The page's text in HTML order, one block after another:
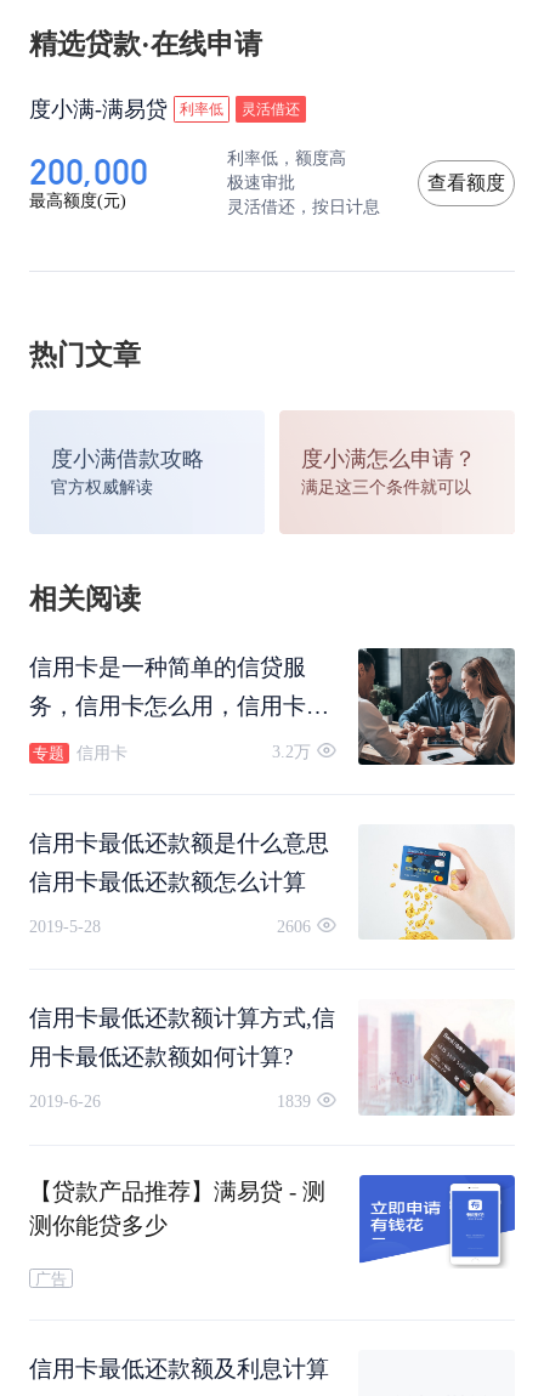
现在很多银行的信用卡最本期消费账单的低还款额
都是10%，例如用户本期的账单为5000元，那么最
低还款额则为500元。
部分银行会根据不同用户的实际情况进行最低还款
额比例的设定。
10%，另一个用户则为20%，因此具体的最低还款
额比例需要以银行的规定为准。
除了最低还款额的比例之外，很多银行在计算最低
还款额时不会包含分期还款账单，只会计算新消费
期还款账单为5000元。
精选贷款·在线申请
度小满-满易贷 利率低 灵活借还
200,000
最高额度(元)
利率低，额度高
极速审批
灵活借还，按日计息
查看额度
热门文章
度小满借款攻略
官方权威解读
度小满怎么申请？
满足这三个条件就可以
相关阅读
信用卡是一种简单的信贷服
务，信用卡怎么用，信用卡怎
么还款，信用卡可以转账吗，
专题 信用卡 3.2万
信用卡最低还款额是什么意思
信用卡最低还款额怎么计算
2019-5-28 2606
信用卡最低还款额计算方式,信
用卡最低还款额如何计算?
2019-6-26 1839
【贷款产品推荐】满易贷 - 测
测你能贷多少
广告
信用卡最低还款额及利息计算